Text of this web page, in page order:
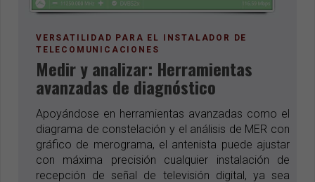
VERSATILIDAD PARA EL INSTALADOR DE
TELECOMUNICACIONES
Medir y analizar: Herramientas
avanzadas de diagnóstico
Apoyándose en herramientas avanzadas como el
diagrama de constelación y el análisis de MER con
gráfico de merograma, el antenista puede ajustar
con máxima precisión cualquier instalación de
recepción de señal de televisión digital, ya sea